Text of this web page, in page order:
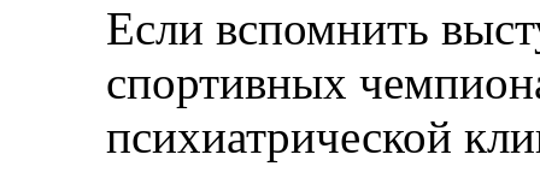
Если вспомнить
спортивных
психиатрической